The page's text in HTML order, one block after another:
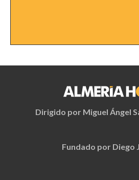
Dirigido por Miguel Ángel
Fundado por Diego